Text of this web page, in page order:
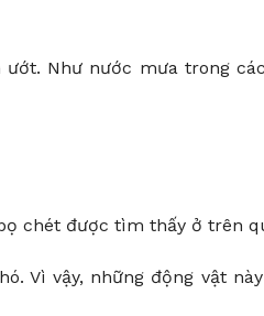
Như nước mưa trong
chét được tìm thấy ở trên
Vì vậy, những động vật